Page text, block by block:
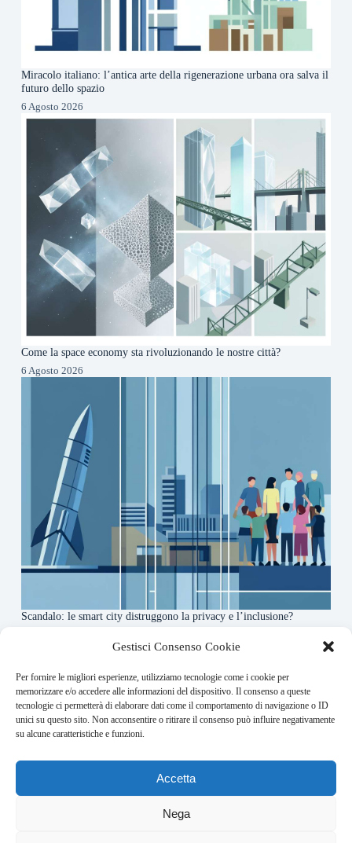
Gestisci Consenso Cookie
Per fornire le migliori esperienze, utilizziamo tecnologie come i cookie per
memorizzare e/o accedere alle informazioni del dispositivo. Il consenso a queste
tecnologie ci permetterà di elaborare dati come il comportamento di navigazione o ID
unici su questo sito. Non acconsentire o ritirare il consenso può influire negativamente
su alcune caratteristiche e funzioni.
Accetta
Nega
Miracolo italiano: l’antica arte della rigenerazione urbana ora salva il
futuro dello spazio
6 Agosto 2026
Come la space economy sta rivoluzionando le nostre città?
6 Agosto 2026
Scandalo: le smart city distruggono la privacy e l’inclusione?
About this website
Orbitare ogni giorno trova per te le notizie più rilevanti in
ambito space economy.
Address:
VIA USODIMARE 3 - 37138 - VERONA (VR)
redazione@bullet-network.com